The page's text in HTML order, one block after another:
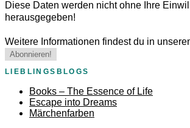
Diese Daten werden nicht ohne Ihre
herausgegeben!
Weitere Informationen findest du in
LIEBLINGSBLOGS
Books – The Essence of Life
Escape into Dreams
Märchenfarben